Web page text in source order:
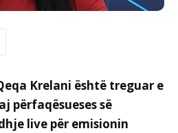
Krelani është treguar e
përfaqësueses së
live për emisionin